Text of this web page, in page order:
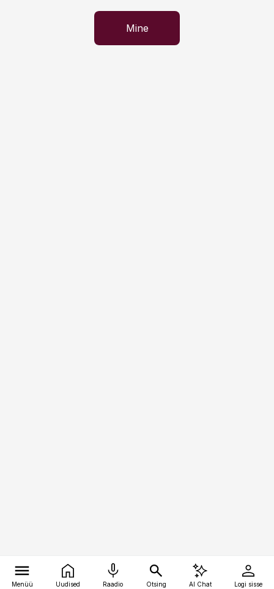
Mine
Menüü Uudised Raadio Otsing AI Chat Logi sisse